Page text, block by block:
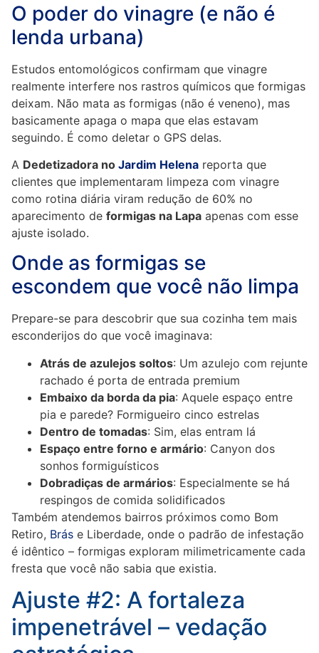
O poder do vinagre (e não é
lenda urbana)
Estudos entomológicos confirmam que vinagre
realmente interfere nos rastros químicos que formigas
deixam. Não mata as formigas (não é veneno), mas
basicamente apaga o mapa que elas estavam
seguindo. É como deletar o GPS delas.
A Dedetizadora no Jardim Helena reporta que
clientes que implementaram limpeza com vinagre
como rotina diária viram redução de 60% no
aparecimento de formigas na Lapa apenas com esse
ajuste isolado.
Onde as formigas se
escondem que você não limpa
Prepare-se para descobrir que sua cozinha tem mais
esconderijos do que você imaginava:
Atrás de azulejos soltos: Um azulejo com rejunte
rachado é porta de entrada premium
Embaixo da borda da pia: Aquele espaço entre
pia e parede? Formigueiro cinco estrelas
Dentro de tomadas: Sim, elas entram lá
Espaço entre forno e armário: Canyon dos
sonhos formiguísticos
Dobradiças de armários: Especialmente se há
respingos de comida solidificados
Também atendemos bairros próximos como Bom
Retiro, Brás e Liberdade, onde o padrão de infestação
é idêntico – formigas exploram milimetricamente cada
fresta que você não sabia que existia.
Ajuste #2: A fortaleza
impenetrável – vedação